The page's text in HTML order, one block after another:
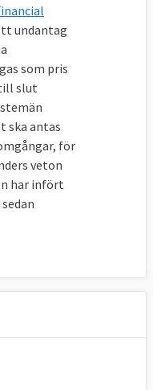
undantag
som pris
slut
ska antas
för
veton
har infört